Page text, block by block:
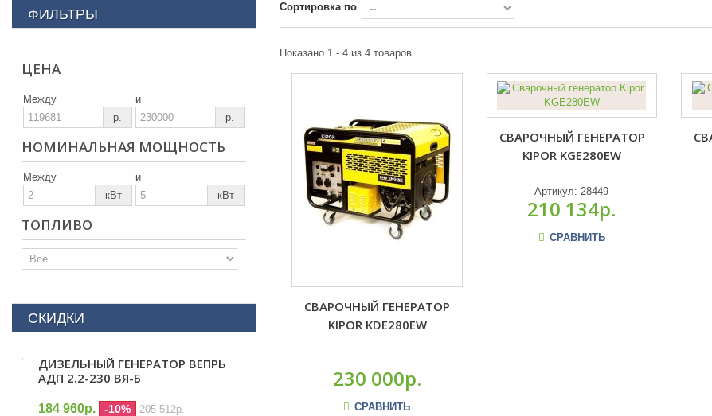
ФИЛЬТРЫ
ЦЕНА
Между
р.
и
р.
НОМИНАЛЬНАЯ МОЩНОСТЬ
Между
кВт
и
кВт
ТОПЛИВО
СКИДКИ
ДИЗЕЛЬНЫЙ ГЕНЕРАТОР ВЕПРЬ
АДП 2.2-230 ВЯ-Б
184 960р. -10% 205 512р.
Сортировка по
Показано 1 - 4 из 4 товаров
СВАРОЧНЫЙ ГЕНЕРАТОР
KIPOR KDE280EW
230 000р.
СРАВНИТЬ
СВАРОЧНЫЙ ГЕНЕРАТОР
KIPOR KGE280EW
Артикул:28449
210 134р.
СРАВНИТЬ